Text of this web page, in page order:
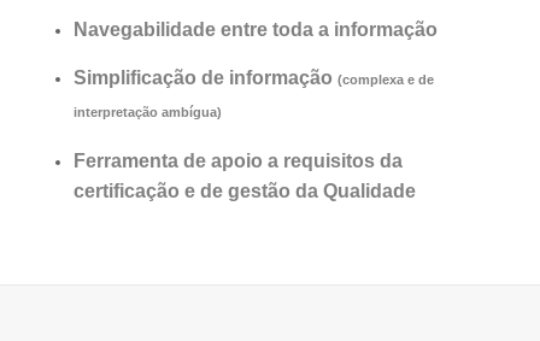
Navegabilidade entre toda a informação
Simplificação de informação(complexa e de
interpretação ambígua)
Ferramenta de apoio a requisitos da
certificação e de gestão da Qualidade